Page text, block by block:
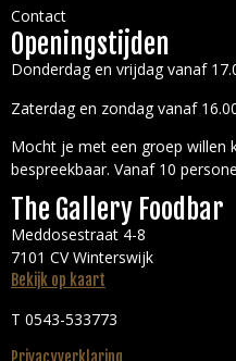
Contact
Openingstijden
Donderdag en vrijdag vanaf
Zaterdag en zondag vanaf
Mocht je met een groep willen
bespreekbaar. Vanaf 10
The Gallery Foodbar
Meddosestraat 4-8
7101 CV Winterswijk
Bekijk op kaart
T 0543-533773